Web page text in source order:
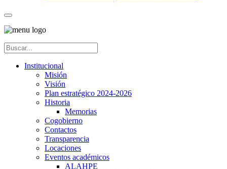
Institucional
Misión
Visión
Plan estratégico 2024-2026
Historia
Memorias
Cogobierno
Contactos
Transparencia
Locaciones
Eventos académicos
ALAHPE